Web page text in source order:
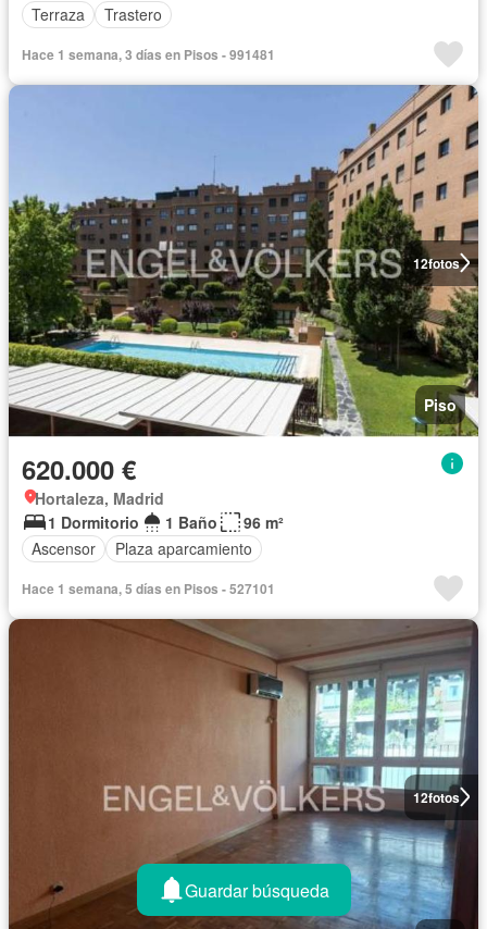
Terraza
Trastero
Hace 1 semana, 3 días en Pisos - 991481
12fotos
Piso
620.000 €
Hortaleza, Madrid
1 Dormitorio
1 Baño
96 m²
Ascensor
Plaza aparcamiento
Hace 1 semana, 5 días en Pisos - 527101
12fotos
Guardar búsqueda